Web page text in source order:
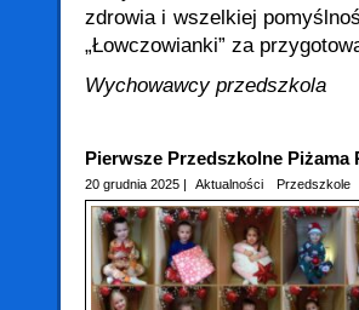
zdrowia i wszelkiej
„Łowczowianki” za
Wychowawcy przedszkola
Pierwsze Przedszkolne Piżama
20 grudnia 2025 | Aktualności Przedszkole